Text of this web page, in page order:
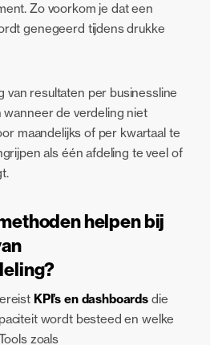
Zo voorkom je dat een
genegeerd tijdens drukke
van resultaten per businessline
wanneer de verdeling niet
maandelijks of per kwartaal te
als één afdeling te veel of
helpen bij
KPI’s en dashboards die
wordt besteed en welke
zoals